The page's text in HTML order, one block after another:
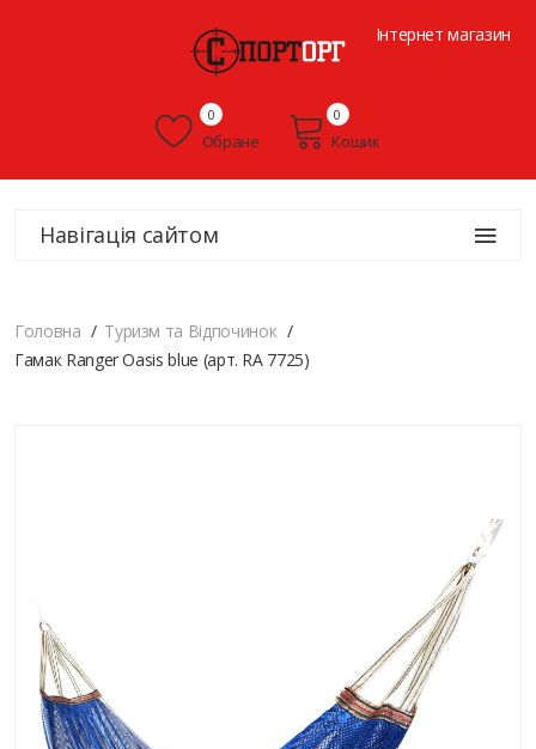
Інтернет магазин
Обране
0
Кошик
0
Навігація сайтом
Головна
Туризм та Відпочинок
Гамак Ranger Oasis blue (арт. RA 7725)